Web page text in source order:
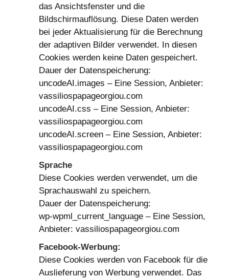
das Ansichtsfenster und die
Bildschirmauflösung. Diese Daten werden
bei jeder Aktualisierung für die Berechnung
der adaptiven Bilder verwendet. In diesen
Cookies werden keine Daten gespeichert.
Dauer der Datenspeicherung:
uncodeAI.images – Eine Session, Anbieter:
vassiliospapageorgiou.com
uncodeAI.css – Eine Session, Anbieter:
vassiliospapageorgiou.com
uncodeAI.screen – Eine Session, Anbieter:
vassiliospapageorgiou.com
Sprache
Diese Cookies werden verwendet, um die
Sprachauswahl zu speichern.
Dauer der Datenspeicherung:
wp-wpml_current_language – Eine Session,
Anbieter: vassiliospapageorgiou.com
Facebook-Werbung:
Diese Cookies werden von Facebook für die
Auslieferung von Werbung verwendet. Das